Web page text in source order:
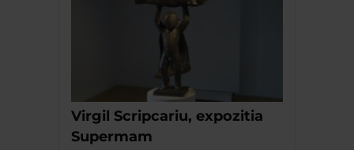
Virgil Scripcariu, expozitia
Supermam